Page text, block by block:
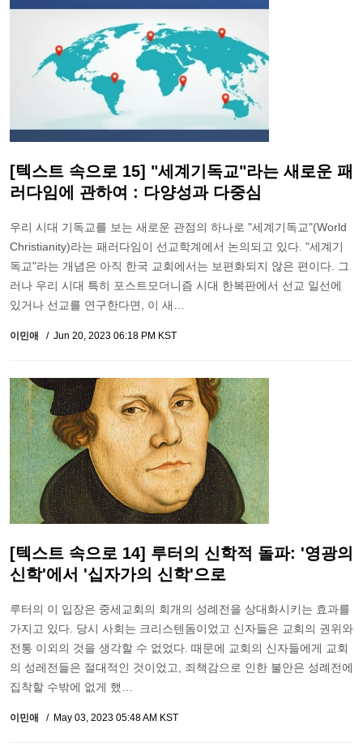
[텍스트 속으로 15] "세계기독교"라는 새로운 패
러다임에 관하여 : 다양성과 다중심
우리 시대 기독교를 보는 새로운 관점의 하나로 "세계기독교"(World
Christianity)라는 패러다임이 선교학계에서 논의되고 있다. "세계기
독교"라는 개념은 아직 한국 교회에서는 보편화되지 않은 편이다. 그
러나 우리 시대 특히 포스트모더니즘 시대 한복판에서 선교 일선에
있거나 선교를 연구한다면, 이 새…
이민애 Jun 20, 2023 06:18 PM KST
[텍스트 속으로 14] 루터의 신학적 돌파: '영광의
신학'에서 '십자가의 신학'으로
루터의 이 입장은 중세교회의 회개의 성례전을 상대화시키는 효과를
가지고 있다. 당시 사회는 크리스텐돔이었고 신자들은 교회의 권위와
전통 이외의 것을 생각할 수 없었다. 때문에 교회의 신자들에게 교회
의 성레전들은 절대적인 것이었고, 죄책감으로 인한 불안은 성례전에
집착할 수밖에 없게 했…
이민애 May 03, 2023 05:48 AM KST